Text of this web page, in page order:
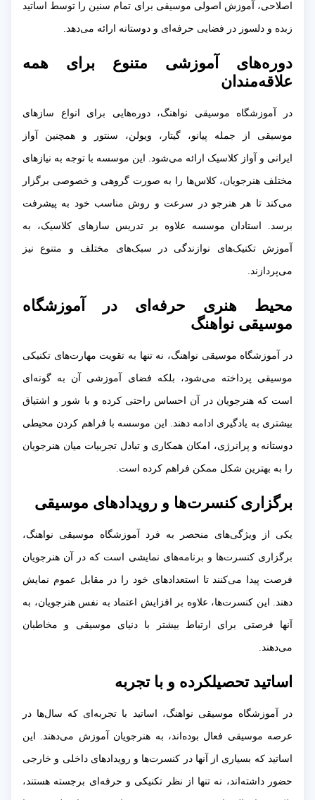
اصلاحی، آموزش اصولی موسیقی برای تمام سنین را توسط اساتید
زبده و دلسوز در فضایی حرفه‌ای و دوستانه ارائه می‌دهد.
دوره‌های آموزشی متنوع برای همه
علاقه‌مندان
در آموزشگاه موسیقی نواهنگ، دوره‌هایی برای انواع سازهای
موسیقی از جمله پیانو، گیتار، ویولن، سنتور و همچنین آواز
ایرانی و آواز کلاسیک ارائه می‌شود. این موسسه با توجه به نیازهای
مختلف هنرجویان، کلاس‌ها را به صورت گروهی و خصوصی برگزار
می‌کند تا هر هنرجو در سرعت و روش مناسب خود به پیشرفت
برسد. استادان موسسه علاوه بر تدریس سازهای کلاسیک، به
آموزش تکنیک‌های نوازندگی در سبک‌های مختلف و متنوع نیز
می‌پردازند.
محیط هنری حرفه‌ای در آموزشگاه
موسیقی نواهنگ
در آموزشگاه موسیقی نواهنگ، نه تنها به تقویت مهارت‌های تکنیکی
موسیقی پرداخته می‌شود، بلکه فضای آموزشی آن به گونه‌ای
است که هنرجویان در آن احساس راحتی کرده و با شور و اشتیاق
بیشتری به یادگیری ادامه دهند. این موسسه با فراهم کردن محیطی
دوستانه و پرانرژی، امکان همکاری و تبادل تجربیات میان هنرجویان
را به بهترین شکل ممکن فراهم کرده است.
برگزاری کنسرت‌ها و رویدادهای موسیقی
یکی از ویژگی‌های منحصر به فرد آموزشگاه موسیقی نواهنگ،
برگزاری کنسرت‌ها و برنامه‌های نمایشی است که در آن هنرجویان
فرصت پیدا می‌کنند تا استعدادهای خود را در مقابل عموم نمایش
دهند. این کنسرت‌ها، علاوه بر افزایش اعتماد به نفس هنرجویان، به
آنها فرصتی برای ارتباط بیشتر با دنیای موسیقی و مخاطبان
می‌دهند.
اساتید تحصیلکرده و با تجربه
در آموزشگاه موسیقی نواهنگ، اساتید با تجربه‌ای که سال‌ها در
عرصه موسیقی فعال بوده‌اند، به هنرجویان آموزش می‌دهند. این
اساتید که بسیاری از آنها در کنسرت‌ها و رویدادهای داخلی و خارجی
حضور داشته‌اند، نه تنها از نظر تکنیکی و حرفه‌ای برجسته هستند،